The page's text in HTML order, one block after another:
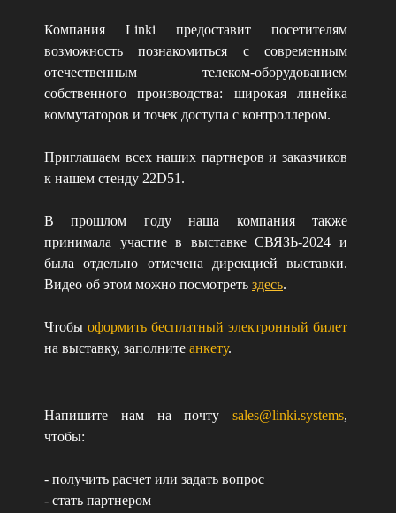
Компания Linki предоставит посетителям
возможность познакомиться с современным
отечественным телеком-оборудованием
собственного производства: широкая линейка
коммутаторов и точек доступа с контроллером.
Приглашаем всех наших партнеров и заказчиков
к нашем стенду 22D51.
В прошлом году наша компания также
принимала участие в выставке СВЯЗЬ-2024 и
была отдельно отмечена дирекцией выставки.
Видео об этом можно посмотреть здесь.
Чтобыоформить бесплатный электронный билет
на выставку, заполните анкету.
Напишите нам на почтуsales@linki.systems,
чтобы:
- получить расчет или задать вопрос
- стать партнером